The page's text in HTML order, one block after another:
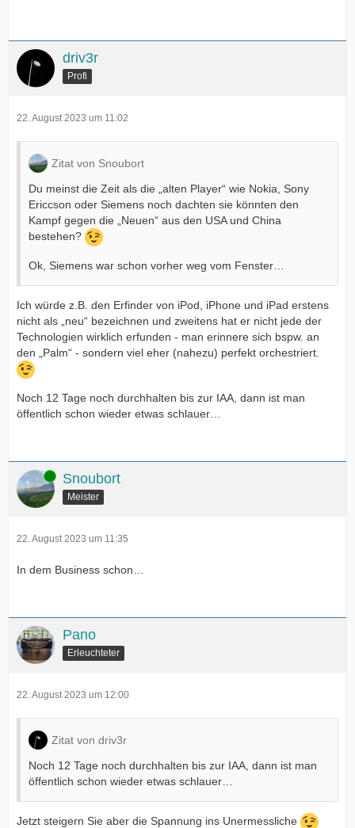
driv3r
Profi
22. August 2023 um 11:02
Zitat von Snoubort
Du meinst die Zeit als die „alten Player“ wie Nokia, Sony
Ericcson oder Siemens noch dachten sie könnten den
Kampf gegen die „Neuen“ aus den USA und China
bestehen?
Ok, Siemens war schon vorher weg vom Fenster…
Ich würde z.B. den Erfinder von iPod, iPhone und iPad erstens
nicht als „neu“ bezeichnen und zweitens hat er nicht jede der
Technologien wirklich erfunden - man erinnere sich bspw. an
den „Palm“ - sondern viel eher (nahezu) perfekt orchestriert.
Noch 12 Tage noch durchhalten bis zur IAA, dann ist man
öffentlich schon wieder etwas schlauer…
Online Snoubort
Meister
22. August 2023 um 11:35
In dem Business schon…
Pano
Erleuchteter
22. August 2023 um 12:00
Zitat von driv3r
Noch 12 Tage noch durchhalten bis zur IAA, dann ist man
öffentlich schon wieder etwas schlauer…
Jetzt steigern Sie aber die Spannung ins Unermessliche